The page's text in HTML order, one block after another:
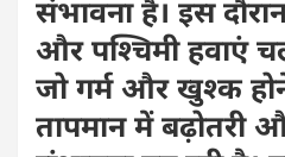
संभावना है। इस
और पश्चिमी हवाएं
जो गर्म और खुश्क
तापमान में बढ़ोतरी